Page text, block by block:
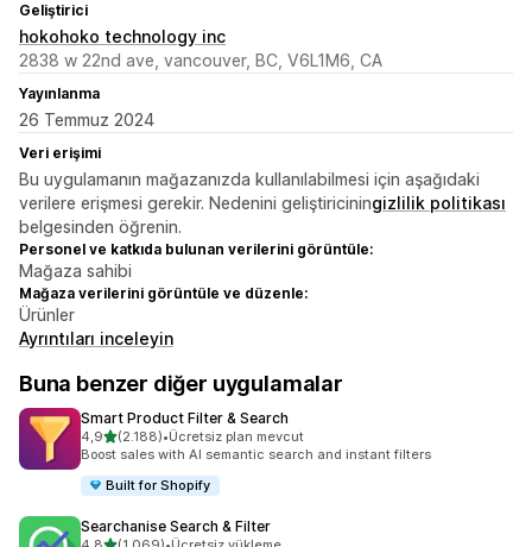
Geliştirici
hokohoko technology inc
2838 w 22nd ave, vancouver, BC, V6L1M6, CA
Yayınlanma
26 Temmuz 2024
Veri erişimi
Bu uygulamanın mağazanızda kullanılabilmesi için aşağıdaki
verilere erişmesi gerekir. Nedenini geliştiriciningizlilik politikası
belgesinden öğrenin.
Personel ve katkıda bulunan verilerini görüntüle:
Mağaza sahibi
Mağaza verilerini görüntüle ve düzenle:
Ürünler
Ayrıntıları inceleyin
Buna benzer diğer uygulamalar
Smart Product Filter & Search
4,95 yıldız üzerinden
(2.188)
toplam 2188 değerlendirme
•Ücretsiz plan mevcut
Boost sales with AI semantic search and instant filters
Built for Shopify
Searchanise Search & Filter